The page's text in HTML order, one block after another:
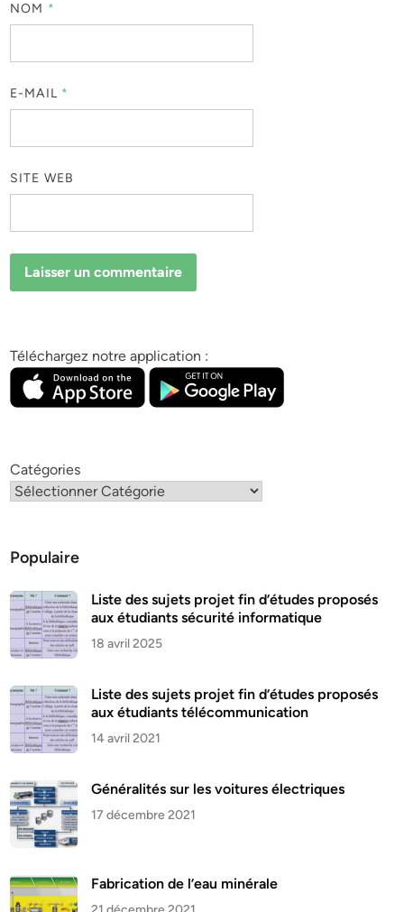
NOM *
E-MAIL *
SITE WEB
Téléchargez notre application :
Catégories
Populaire
Liste des sujets projet fin d’études proposés
aux étudiants sécurité informatique
18 avril 2025
Liste des sujets projet fin d’études proposés
aux étudiants télécommunication
14 avril 2021
Généralités sur les voitures électriques
17 décembre 2021
Fabrication de l’eau minérale